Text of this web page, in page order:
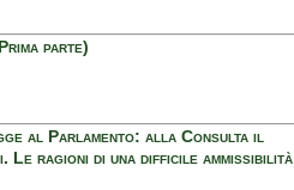
parte)
al Parlamento: alla Consulta il
ragioni di una difficile ammissibilità